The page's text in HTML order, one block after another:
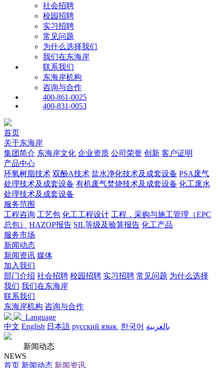
社会招聘
校园招聘
实习招聘
常见问题
为什么选择我们
我们在东海岸
联系我们
东海岸机构
咨询与合作
400-861-0025
400-831-0053
首页
关于东海岸
集团简介 东海岸文化 企业资质 公司荣誉 创新 客户证明
产品中心
环氧树脂技术 双酚A技术 盐水净化技术及成套设备 PSA废气
处理技术及成套设备 有机废气焚烧技术及成套设备 化工废水
处理技术及成套设备
服务范围
工程咨询 工艺包 化工工程设计 工程，采购与施工管理（EPC
总包）
HAZOP报告 SIL等级及验算报告 化工产品
服务市场
新闻动态
新闻资讯 媒体
加入我们
部门介绍 社会招聘 校园招聘 实习招聘 常见问题 为什么选择
我们 我们在东海岸
联系我们
东海岸机构 咨询与合作
Language
中文 English 日本語 русский язык 한국어 بالعربية
新闻动态
NEWS
首页 新闻动态 新闻资讯